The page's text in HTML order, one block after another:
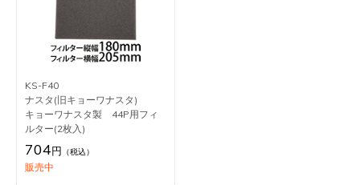
KS-F40
ナスタ(旧キョーワナスタ)
キョーワナスタ製 44P用フィ
ルター(2枚入)
704円 （税込）
販売中